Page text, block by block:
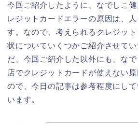
今回ご紹介したように、なでしこ
レジットカードエラーの原因は、
す。なので、考えられるクレジッ
状についていくつかご紹介させて
だ、今回ご紹介した以外にも、な
店でクレジットカードが使えない
ので、今日の記事は参考程度にし
います。